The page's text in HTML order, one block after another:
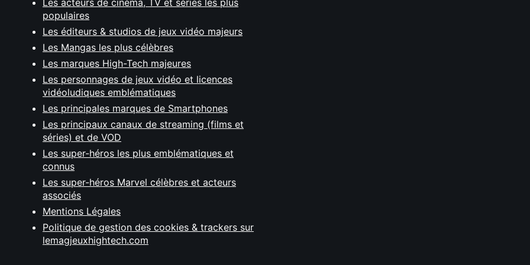
Les acteurs de cinéma, TV et séries les plus
populaires
Les éditeurs & studios de jeux vidéo majeurs
Les Mangas les plus célèbres
Les marques High-Tech majeures
Les personnages de jeux vidéo et licences
vidéoludiques emblématiques
Les principales marques de Smartphones
Les principaux canaux de streaming (films et
séries) et de VOD
Les super-héros les plus emblématiques et
connus
Les super-héros Marvel célèbres et acteurs
associés
Mentions Légales
Politique de gestion des cookies & trackers sur
lemagjeuxhightech.com